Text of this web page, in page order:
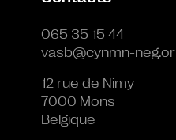
065 35 15 44
vasb@cynmn-neg.or
12 rue de Nimy
7000 Mons
Belgique